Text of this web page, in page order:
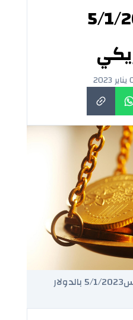
1/2023
سعر الذهب اليوم الخميس5/1/2023 بالدولار